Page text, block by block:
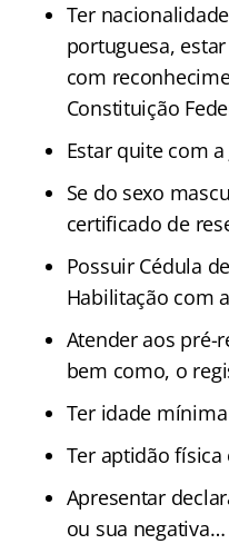
Ter
portuguesa,
com
Constituição
Estar quite com
Se do sexo
certificado de
Possuir Cédula
Habilitação com
Atender aos pré-
bem como, o
Ter idade
Ter aptidão
Apresentar
ou sua negativa…